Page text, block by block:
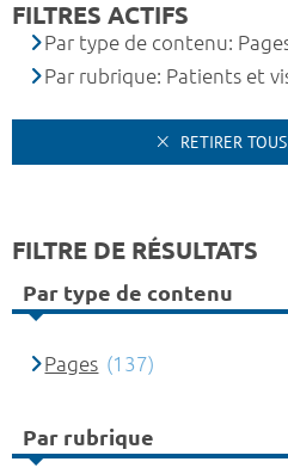
FILTRES ACTIFS
Par type de contenu:
Par rubrique: Patients et
RETIRER
FILTRE DE RÉSULTATS
Par type de contenu
Pages (137)
Par rubrique